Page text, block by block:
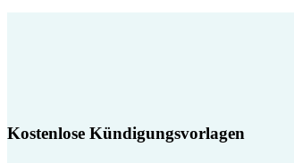
Kostenlose Kündigungsvorlagen